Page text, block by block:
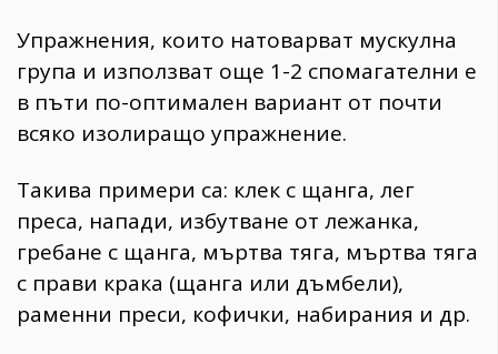
Упражнения, които натоварват мускулна
група и използват още 1-2 спомагателни е
в пъти по-оптимален вариант от почти
всяко изолиращо упражнение.
Такива примери са: клек с щанга, лег
преса, напади, избутване от лежанка,
гребане с щанга, мъртва тяга, мъртва тяга
с прави крака (щанга или дъмбели),
раменни преси, кофички, набирания и др.